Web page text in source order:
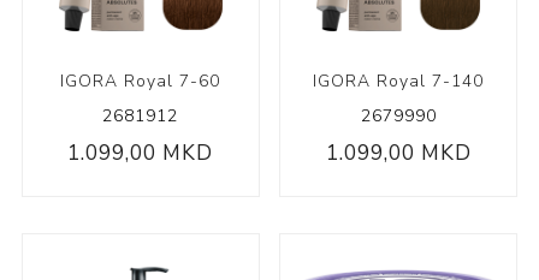
IGORA Royal 7-60
2681912
1.099,00 MKD
IGORA Royal 7-140
2679990
1.099,00 MKD